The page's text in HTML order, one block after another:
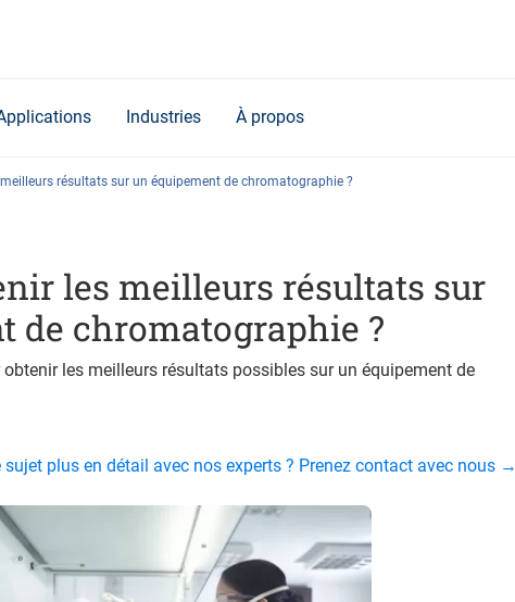
Industries À propos
résultats sur un équipement de chromatographie ?
les meilleurs résultats sur
de chromatographie ?
les meilleurs résultats possibles sur un équipement de
plus en détail avec nos experts ? Prenez contact avec nous →